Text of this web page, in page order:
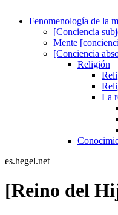
Fenomenología de la
[Conciencia
Mente
[Conciencia
Religión
La
es.hegel.net
[Reino del